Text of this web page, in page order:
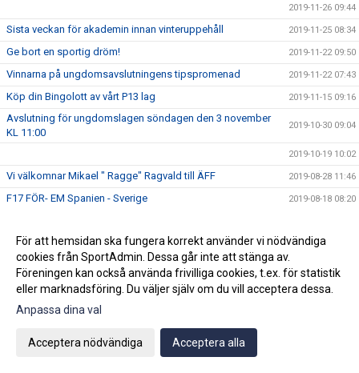
2019-11-26 09:44
Sista veckan för akademin innan vinteruppehåll 2019-11-25 08:34
Ge bort en sportig dröm! 2019-11-22 09:50
Vinnarna på ungdomsavslutningens tipspromenad 2019-11-22 07:43
Köp din Bingolott av vårt P13 lag 2019-11-15 09:16
Avslutning för ungdomslagen söndagen den 3 november
KL 11:00
2019-10-30 09:04
2019-10-19 10:02
Vi välkomnar Mikael " Ragge" Ragvald till ÄFF 2019-08-28 11:46
F17 FÖR- EM Spanien - Sverige 2019-08-18 08:20
Vinnare i 50/50 lotteriet 11/8 2019-08-14 10:21
ÄFF söker matchsekreterare 2019-08-14 10:18
Angående gårdagens match i P19-Allsvenskan 2019-08-11 11:42
Kalle är på semester
Klubbchefen Helena Wennerström presenterar sig
För att hemsidan ska fungera korrekt använder vi nödvändiga
cookies från SportAdmin. Dessa går inte att stänga av.
Föreningen kan också använda frivilliga cookies, t.ex. för statistik
eller marknadsföring. Du väljer själv om du vill acceptera dessa.
Anpassa dina val
Acceptera nödvändiga Acceptera alla